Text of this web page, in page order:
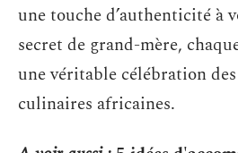
une touche d’authenticité à
secret de grand-mère,
une véritable célébration
culinaires africaines.